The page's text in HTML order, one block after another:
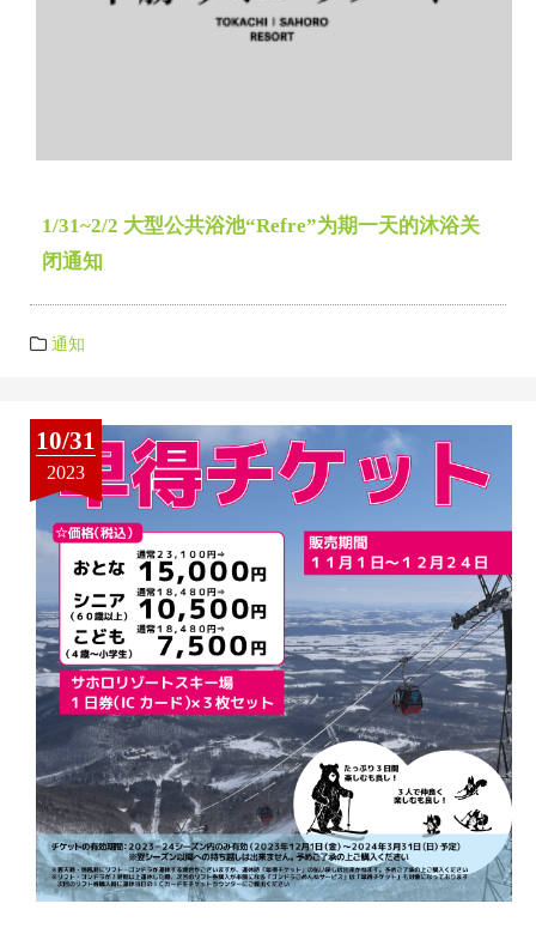
1/31~2/2 大型公共浴池“Refre”为期一天的沐浴关
闭通知
通知
10/31
2023